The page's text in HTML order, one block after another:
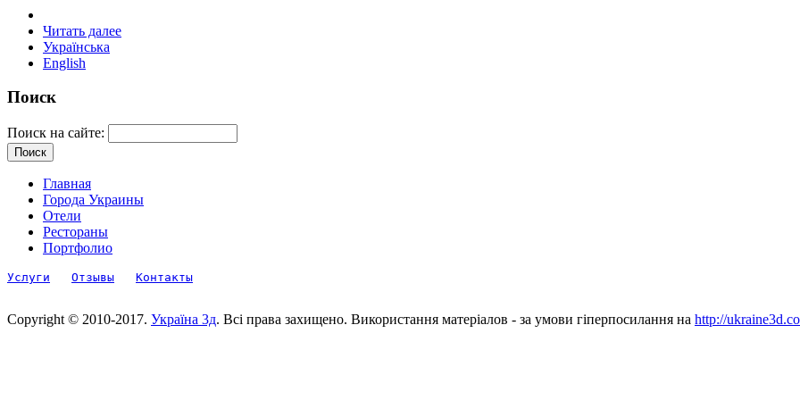
Читать далее
Українська
English
Поиск
Поиск на сайте:
Главная
Города Украины
Отели
Рестораны
Портфолио
Услуги Отзывы Контакты
Copyright © 2010-2017. Україна 3д. Всі права захищено. Використання матеріалов - за умови гіперпосилання на http://